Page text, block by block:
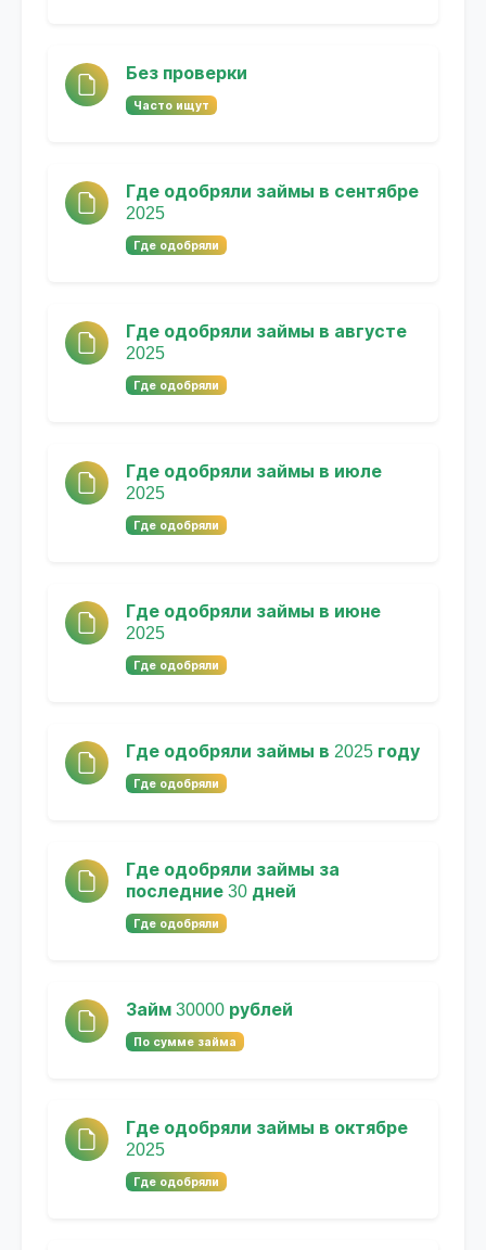
Без проверки
Часто ищут
Где одобряли займы в сентябре
2025
Где одобряли
Где одобряли займы в августе
2025
Где одобряли
Где одобряли займы в июле
2025
Где одобряли
Где одобряли займы в июне
2025
Где одобряли
Где одобряли займы в 2025 году
Где одобряли
Где одобряли займы за
последние 30 дней
Где одобряли
Займ 30000 рублей
По сумме займа
Где одобряли займы в октябре
2025
Где одобряли